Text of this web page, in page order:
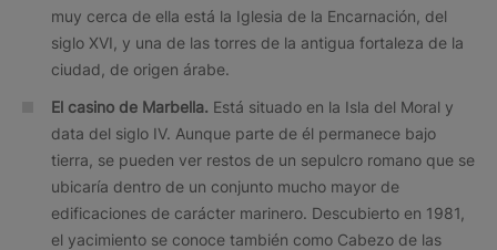
muy cerca de ella está la Iglesia de la Encarnación, del
siglo XVI, y una de las torres de la antigua fortaleza de la
ciudad, de origen árabe.
El casino de Marbella. Está situado en la Isla del Moral y
data del siglo IV. Aunque parte de él permanece bajo
tierra, se pueden ver restos de un sepulcro romano que se
ubicaría dentro de un conjunto mucho mayor de
edificaciones de carácter marinero. Descubierto en 1981,
el yacimiento se conoce también como Cabezo de las